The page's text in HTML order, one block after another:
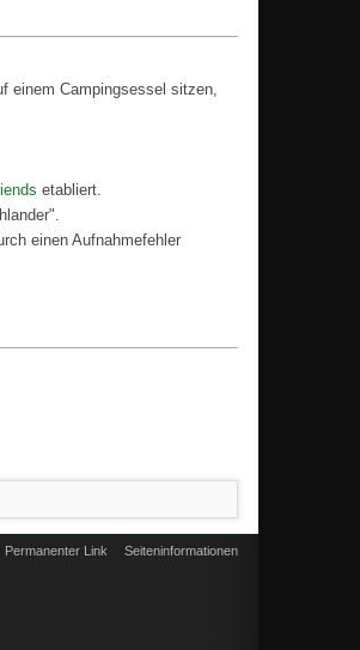
einem Campingsessel sitzen,
etabliert.
einen Aufnahmefehler
Permanenter Link Seiten­informationen